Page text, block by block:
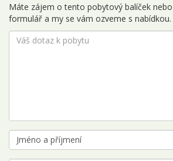
Máte zájem o tento pobytový balíček
formulář a my se vám ozveme s nabídkou.